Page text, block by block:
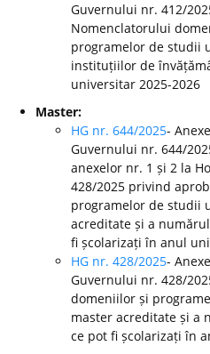
Guvernului nr. 412/
Nomenclatorului
programelor de studii
instituțiilor de
universitar 2025-2026
Master:
HG nr. 644/2025-
Guvernului nr. 644/
anexelor nr. 1 și 2 la
428/2025 privind
programelor de studii
acreditate și a
fi școlarizați în anul
HG nr. 428/2025-
Guvernului nr. 428/
domeniilor și
master acreditate și a
ce pot fi școlarizați în